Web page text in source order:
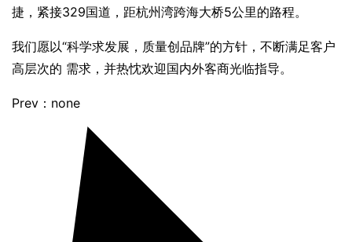
捷，紧接329国道，距杭州湾跨海大桥5公里的路程。
我们愿以“科学求发展，质量创品牌”的方针，不断满足客户
高层次的 需求，并热忱欢迎国内外客商光临指导。
Prev：none